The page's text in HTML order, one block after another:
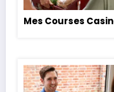
Mes Courses